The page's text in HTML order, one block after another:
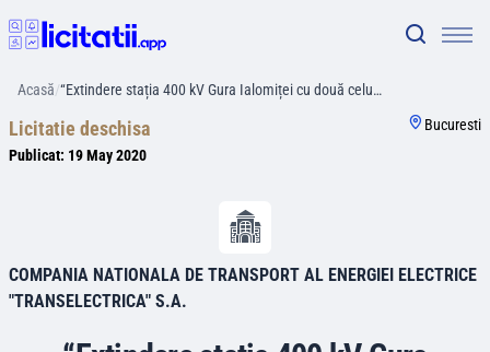
Acasă/“Extindere stația 400 kV Gura Ialomiței cu două celu…
Licitatie deschisa
Publicat: 19 May 2020
Bucuresti
COMPANIA NATIONALA DE TRANSPORT AL ENERGIEI ELECTRICE
"TRANSELECTRICA" S.A.